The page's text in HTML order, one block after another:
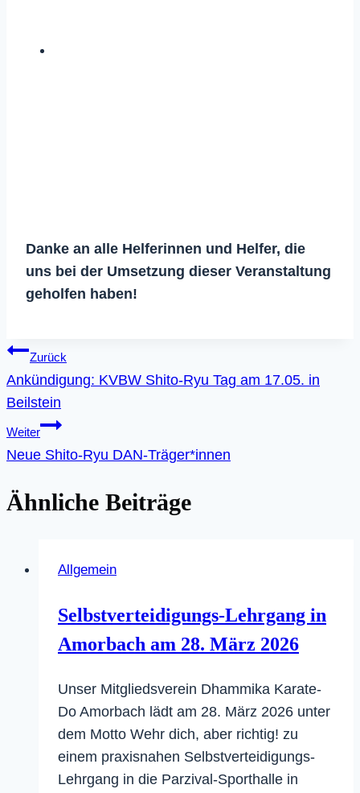
Danke an alle Helferinnen und Helfer, die
uns bei der Umsetzung dieser Veranstaltung
geholfen haben!
Beitragsnavigation
Zurück
Ankündigung: KVBW Shito-Ryu Tag am 17.05. in
Beilstein
Weiter
Neue Shito-Ryu DAN-Träger*innen
Ähnliche Beiträge
Allgemein
Selbstverteidigungs-Lehrgang in
Amorbach am 28. März 2026
Unser Mitgliedsverein Dhammika Karate-
Do Amorbach lädt am 28. März 2026 unter
dem Motto Wehr dich, aber richtig! zu
einem praxisnahen Selbstverteidigungs-
Lehrgang in die Parzival-Sporthalle in